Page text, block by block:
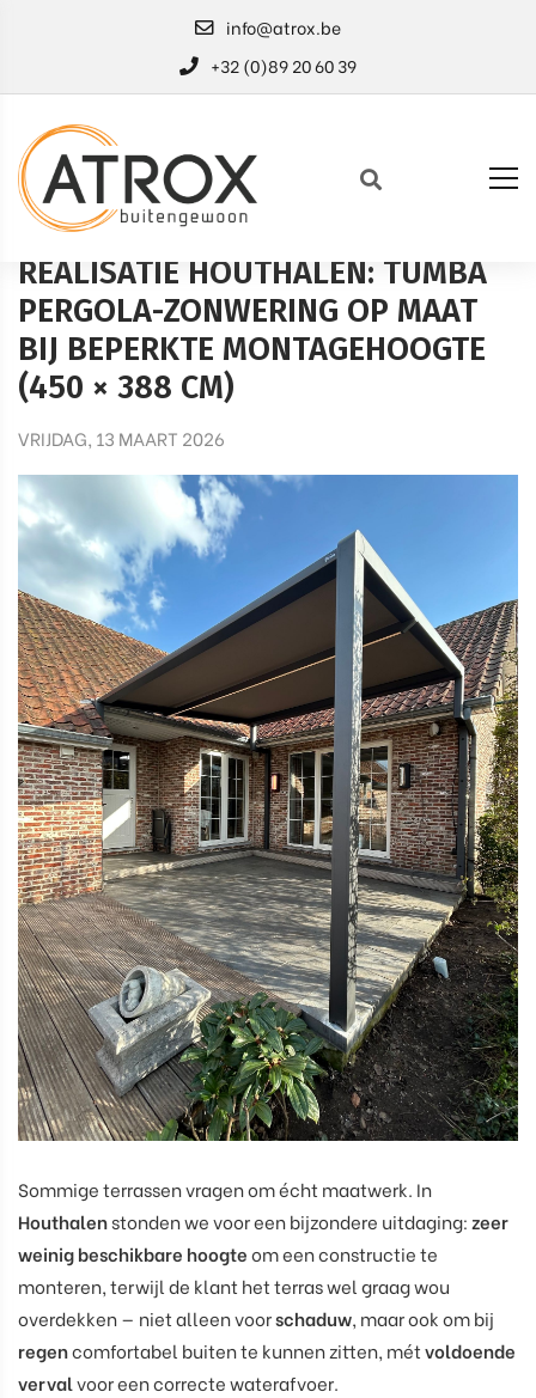
info@atrox.be
+32 (0)89 20 60 39
HOME REALISATIES VERANO
REALISATIE HOUTHALEN: TUMBA
PERGOLA-ZONWERING OP MAAT
BIJ BEPERKTE MONTAGEHOOGTE
(450 × 388 CM)
VRIJDAG, 13 MAART 2026
Sommige terrassen vragen om écht maatwerk. In
Houthalenstonden we voor een bijzondere uitdaging:zeer
weinig beschikbare hoogteom een constructie te
monteren, terwijl de klant het terras wel graag wou
overdekken — niet alleen voorschaduw, maar ook om bij
regencomfortabel buiten te kunnen zitten, métvoldoende
vervalvoor een correcte waterafvoer.